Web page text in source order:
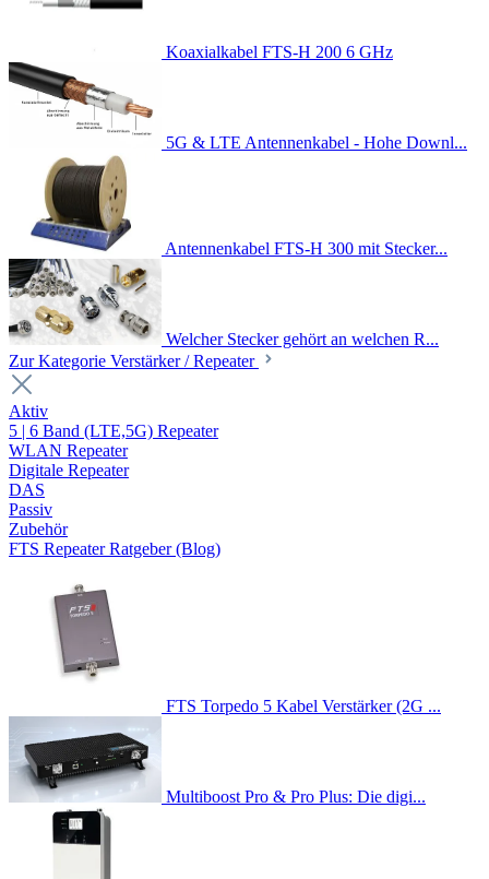
Koaxialkabel FTS-H 200 6 GHz
5G & LTE Antennenkabel - Hohe Downl...
Antennenkabel FTS-H 300 mit Stecker...
Welcher Stecker gehört an welchen R...
Zur Kategorie Verstärker / Repeater
Aktiv
5 | 6 Band (LTE,5G) Repeater
WLAN Repeater
Digitale Repeater
DAS
Passiv
Zubehör
FTS Repeater Ratgeber (Blog)
FTS Torpedo 5 Kabel Verstärker (2G ...
Multiboost Pro & Pro Plus: Die digi...